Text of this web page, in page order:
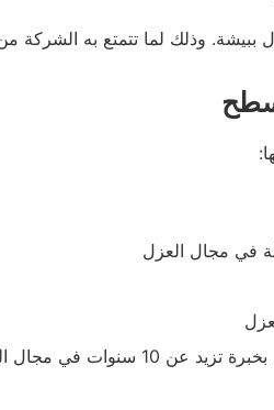
وذلك لما تتمتع به الشركة
في مجال العزل
في مجال العزل.